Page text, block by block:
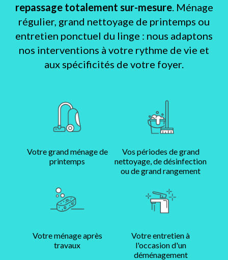
repassage totalement sur-mesure. Ménage
régulier, grand nettoyage de printemps ou
entretien ponctuel du linge : nous adaptons
nos interventions à votre rythme de vie et
aux spécificités de votre foyer.
Votre grand ménage de
printemps
Vos périodes de grand
nettoyage, de désinfection
ou de grand rangement
Votre ménage après
travaux
Votre entretien à
l'occasion d'un
déménagement